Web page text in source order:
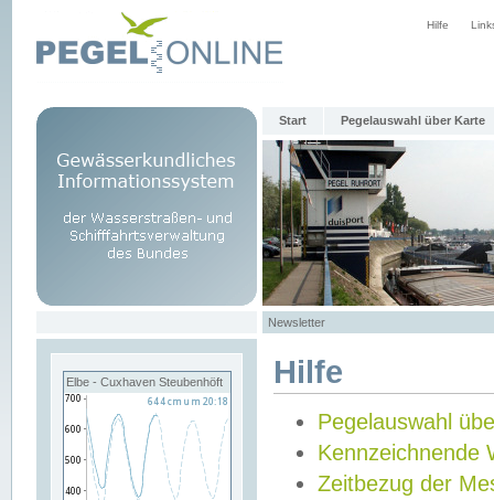
Hilfe
Start Pegelauswahl über Karte
Newsletter
Elbe - Cuxhaven Steubenhöft Hilfe
Pegelauswahl
Kennzeichnende
Zeitbezug der